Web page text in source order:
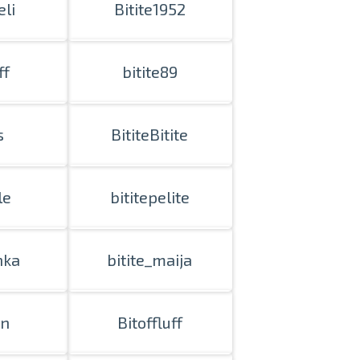
Bitite1952
bitite89
BititeBitite
bititepelite
bitite_maija
Bitoffluff